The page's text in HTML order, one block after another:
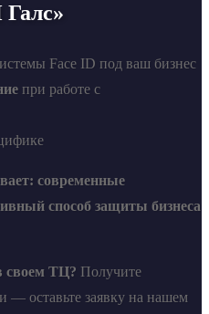
Face ID под ваш бизнес
при работе с
современные
способ защиты бизнеса
своем ТЦ? Получите
— оставьте заявку на нашем